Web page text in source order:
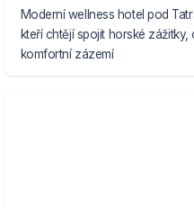
Moderní wellness hotel pod
kteří chtějí spojit horské
komfortní zázemí